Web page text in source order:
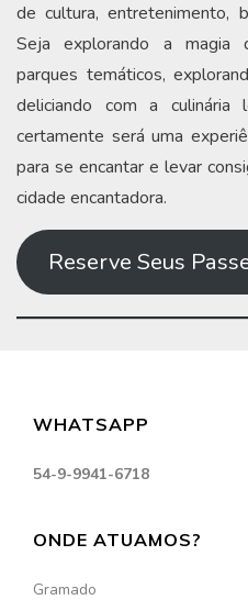
de cultura, entretenimento,
Seja explorando a magia
parques temáticos,
deliciando com a culinária
certamente será uma
para se encantar e levar
cidade encantadora.
Reserve Seus
WHATSAPP
54-9-9941-6718
ONDE ATUAMOS?
Gramado